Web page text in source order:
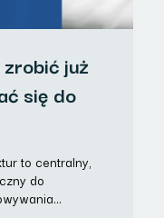
już
się do
to centralny,
do